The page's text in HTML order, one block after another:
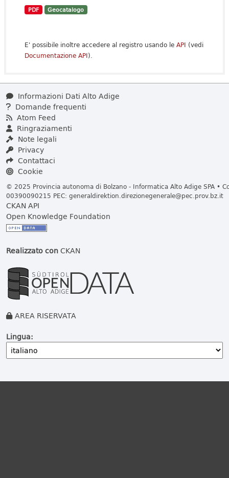
PDF Geocatalogo
E' possibile inoltre accedere al registro usando le API (vedi
Documentazione API).
Informazioni Dati Alto Adige
Domande frequenti
Atom Feed
Ringraziamenti
Note legali
Privacy
Contattaci
Cookie
© 2025 Provincia autonoma di Bolzano - Informatica Alto Adige SPA •
00390090215 PEC: generaldirektion.direzionegenerale@pec.prov.bz.it
CKAN API
Open Knowledge Foundation
Realizzato conCKAN
AREA RISERVATA
Lingua